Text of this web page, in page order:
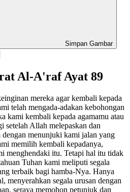
Simpan Gambar
Al-A'raf Ayat 89
mereka agar kembali kepada
telah mengada-adakan kebohongan
kami kembali kepada agamamu atau
setelah Allah melepaskan dan
menunjuki kami jalan yang
memilih kembali kepadanya,
menghendaki itu. Tetapi hal itu tidak
Tuhan kami meliputi segala
terbaik bagi hamba-Nya. Hanya
menyerahkan segala urusan dengan
seraya memohon petunjuk dan